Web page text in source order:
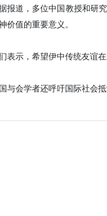
报道，多位中国教授和研
价值的重要意义。
表示，希望伊中传统友谊
与会学者还呼吁国际社会